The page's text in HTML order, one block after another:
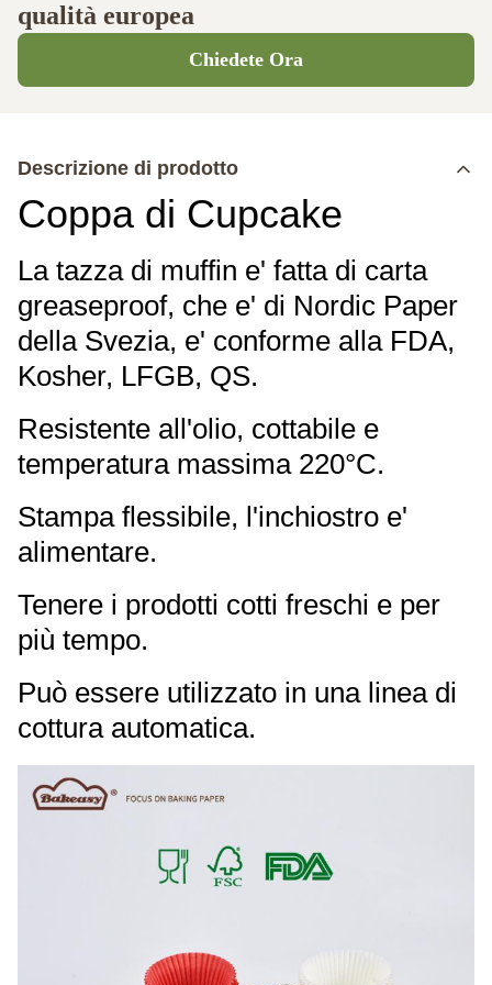
qualità europea
Chiedete Ora
Descrizione di prodotto
Coppa di Cupcake
La tazza di muffin e' fatta di carta
greaseproof, che e' di Nordic Paper
della Svezia, e' conforme alla FDA,
Kosher, LFGB, QS.
Resistente all'olio, cottabile e
temperatura massima 220°C.
Stampa flessibile, l'inchiostro e'
alimentare.
Tenere i prodotti cotti freschi e per
più tempo.
Può essere utilizzato in una linea di
cottura automatica.